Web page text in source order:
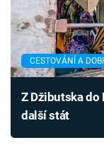
CESTOVÁNÍ A
Z Džibutska do
další stát